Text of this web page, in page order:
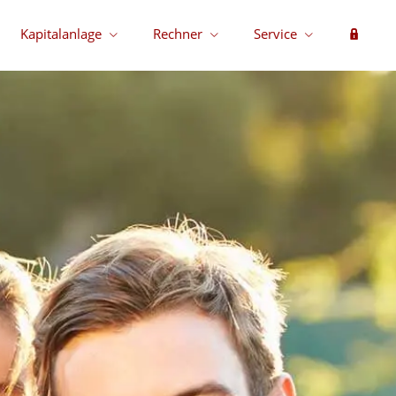
Kapitalanlage Rechner Service